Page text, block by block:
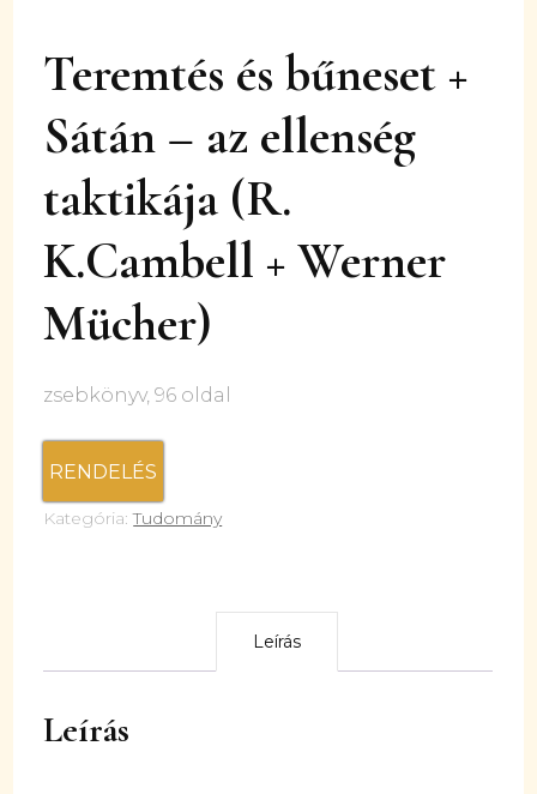
Teremtés és bűneset +
Sátán – az ellenség
taktikája (R.
K.Cambell + Werner
Mücher)
zsebkönyv, 96 oldal
RENDELÉS
Kategória:Tudomány
Leírás
Leírás